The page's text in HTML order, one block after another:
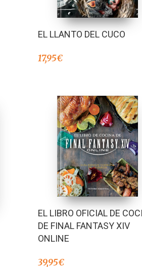
EL LLANTO DEL CUCO
17,95€
EL LIBRO OFICIAL DE
DE FINAL FANTASY XIV
ONLINE
39,95€